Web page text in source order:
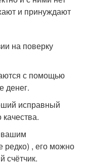
и принуждают
на поверку
с помощью
денег.
исправный
качества.
вашим
редко) , его можно
счётчик.